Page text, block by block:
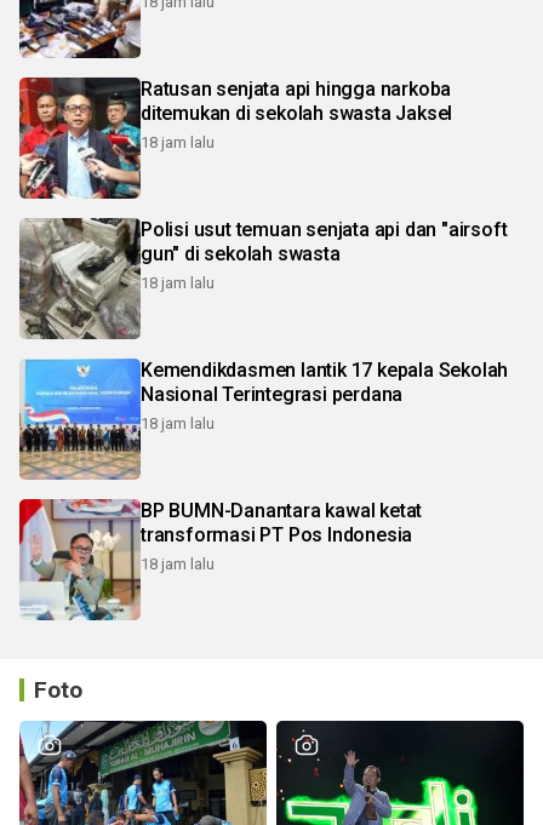
Ratusan senjata api hingga narkoba
ditemukan di sekolah swasta Jaksel
18 jam lalu
Polisi usut temuan senjata api dan "airsoft
gun" di sekolah swasta
18 jam lalu
Kemendikdasmen lantik 17 kepala Sekolah
Nasional Terintegrasi perdana
18 jam lalu
BP BUMN-Danantara kawal ketat
transformasi PT Pos Indonesia
18 jam lalu
Foto